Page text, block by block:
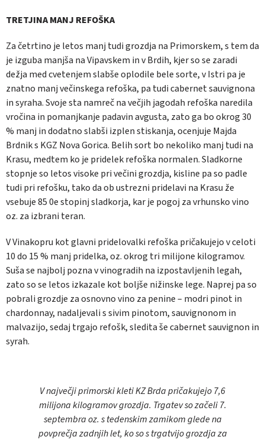
TRETJINA MANJ REFOŠKA
Za četrtino je letos manj tudi grozdja na Primorskem, s tem da
je izguba manjša na Vipavskem in v Brdih, kjer so se zaradi
dežja med cvetenjem slabše oplodile bele sorte, v Istri pa je
znatno manj večinskega refoška, pa tudi cabernet sauvignona
in syraha. Svoje sta namreč na večjih jagodah refoška naredila
vročina in pomanjkanje padavin avgusta, zato ga bo okrog 30
% manj in dodatno slabši izplen stiskanja, ocenjuje Majda
Brdnik s KGZ Nova Gorica. Belih sort bo nekoliko manj tudi na
Krasu, medtem ko je pridelek refoška normalen. Sladkorne
stopnje so letos visoke pri večini grozdja, kisline pa so padle
tudi pri refošku, tako da ob ustrezni pridelavi na Krasu že
vsebuje 85 0e stopinj sladkorja, kar je pogoj za vrhunsko vino
oz. za izbrani teran.
V Vinakopru kot glavni pridelovalki refoška pričakujejo v celoti
10 do 15 % manj pridelka, oz. okrog tri milijone kilogramov.
Suša se najbolj pozna v vinogradih na izpostavljenih legah,
zato so se letos izkazale kot boljše nižinske lege. Naprej pa so
pobrali grozdje za osnovno vino za penine – modri pinot in
chardonnay, nadaljevali s sivim pinotom, sauvignonom in
malvazijo, sedaj trgajo refošk, sledita še cabernet sauvignon in
syrah.
V največji primorski kleti KZ Brda pričakujejo 7,6
milijona kilogramov grozdja. Trgatev so začeli 7.
septembra oz. s tedenskim zamikom glede na
povprečja zadnjih let, ko so s trgatvijo grozdja za